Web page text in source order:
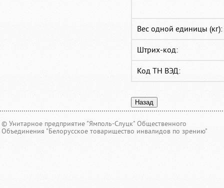
Вес одной единицы (кг):
Штрих-код:
Код ТН ВЭД:
© Унитарное предприятие "Ямполь-Слуцк" Общественного
Объединения "Белорусское товарищество инвалидов по зрению"